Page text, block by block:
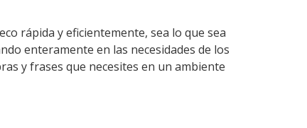
rápida y eficientemente, sea lo que sea
enteramente en las necesidades de los
y frases que necesites en un ambiente